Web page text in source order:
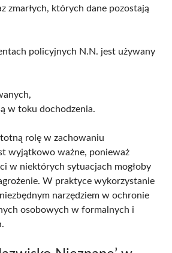
zmarłych, których dane pozostają
policyjnych N.N. jest używany
w toku dochodzenia.
rolę w zachowaniu
wyjątkowo ważne, ponieważ
w niektórych sytuacjach mogłoby
W praktyce wykorzystanie
narzędziem w ochronie
osobowych w formalnych i